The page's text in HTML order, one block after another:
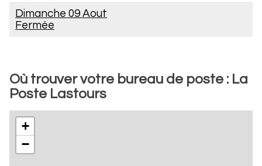
Dimanche 09 Aout
Fermée
Où trouver votre bureau de poste : La
Poste Lastours
+
−